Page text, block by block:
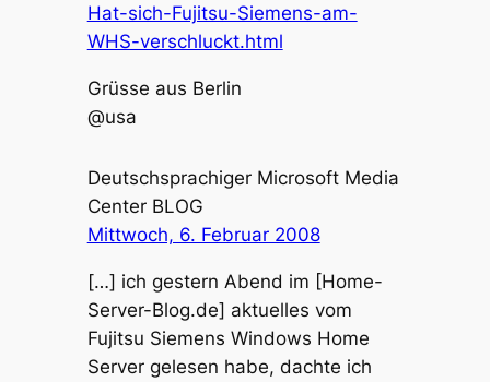
Hat-sich-Fujitsu-Siemens-am-
WHS-verschluckt.html
Grüsse aus Berlin
@usa
Deutschsprachiger Microsoft Media
Center BLOG
Mittwoch, 6. Februar 2008
[…] ich gestern Abend im [Home-
Server-Blog.de] aktuelles vom
Fujitsu Siemens Windows Home
Server gelesen habe, dachte ich